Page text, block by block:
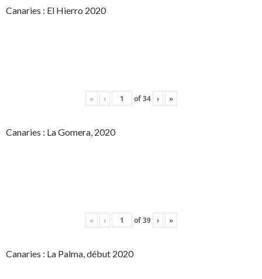
Canaries : El Hierro 2020
« ‹ of34 › »
Canaries : La Gomera, 2020
« ‹ of39 › »
Canaries : La Palma, début 2020